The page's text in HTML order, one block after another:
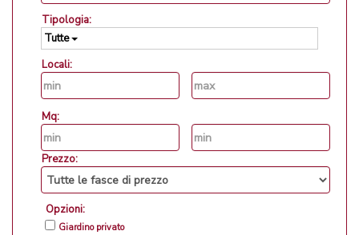
Tipologia:
Tutte
Locali:
Mq:
Prezzo:
Opzioni:
Giardino privato